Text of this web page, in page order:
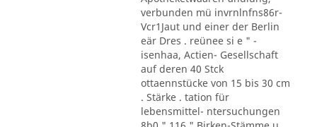
verbunden mü invrnlnfns86r-
Vcr1Jaut und einer der Berlin
eär Dres . reünee si e " -
isenhaa, Actien- Gesellschaft
auf deren 40 Stck
ottaennstücke von 15 bis 30 cm
. Stärke . tation für
lebensmittel- ntersuchungen